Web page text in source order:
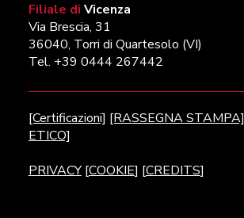
Filiale di Vicenza
Via Brescia, 31
36040, Torri di Quartesolo (VI)
Tel. +39 0444 267442
[Certificazioni] [RASSEGNA STAMPA]
ETICO]
PRIVACY[COOKIE] [CREDITS]